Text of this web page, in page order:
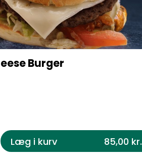
Burger
Læg i kurv 85,00 kr.